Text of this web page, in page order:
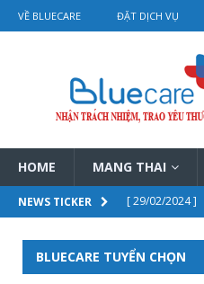
VỀ BLUECARE ĐẶT DỊCH VỤ
HOME MANG THAI
NEWS TICKER [ 29/02/2024 ]
[ 28/02/2024 ]
BLUECARE TUYỂN CHỌN